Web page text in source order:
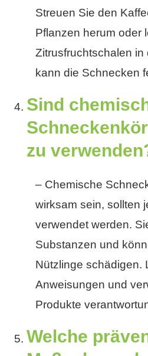
Streuen Sie den
Pflanzen herum oder
Zitrusfruchtschalen in
kann die Schnecken
Sind
zu
– Chemische
wirksam sein, sollten
verwendet werden.
Substanzen und
Nützlinge schädigen.
Anweisungen und
Produkte
Welche